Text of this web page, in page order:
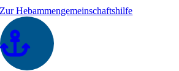
Zur Hebammengemeinschaftshilfe